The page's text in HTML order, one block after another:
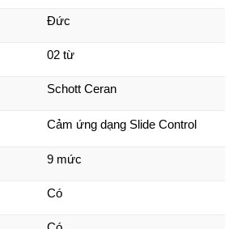
EUROSUN EU-T889G
Bật Của Bếp Từ EUROSUN
Đức
02 từ
Schott Ceran
Cảm ứng dạng Slide Control
9 mức
Có